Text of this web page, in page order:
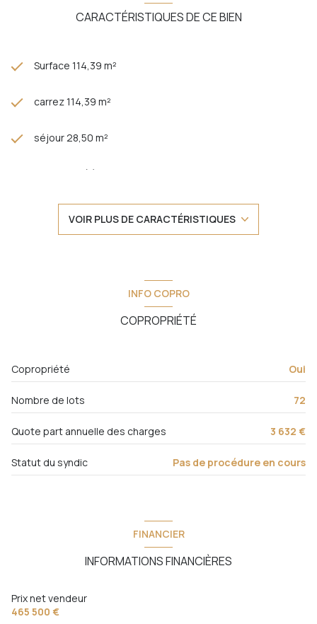
CARACTÉRISTIQUES DE CE BIEN
Surface 114,39 m²
carrez 114,39 m²
séjour 28,50 m²
3 chambre(s)
exposition Nord-Est
2ème étage
terrasse
VOIR PLUS DE CARACTÉRISTIQUES
INFO COPRO
COPROPRIÉTÉ
Copropriété Oui
Nombre de lots 72
Quote part annuelle des charges 3 632 €
Statut du syndic Pas de procédure en cours
FINANCIER
INFORMATIONS FINANCIÈRES
Prix net vendeur
465 500 €